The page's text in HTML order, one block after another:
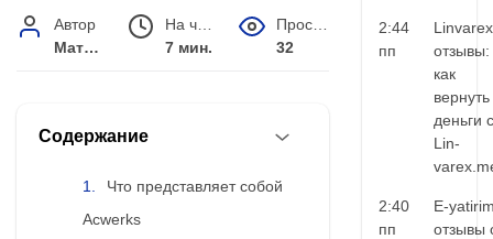
Автор
Матвей Иванов
7 мин.
32
Содержание
Что представляет собой
Acwerks
2:44
пп
Linvarex
отзывы:
как
вернуть
деньги с
Lin-
2:40
пп
E-
отзывы